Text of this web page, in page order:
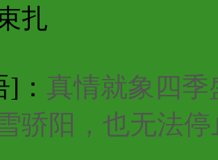
扎
： 真情就象四
骄阳，也无法